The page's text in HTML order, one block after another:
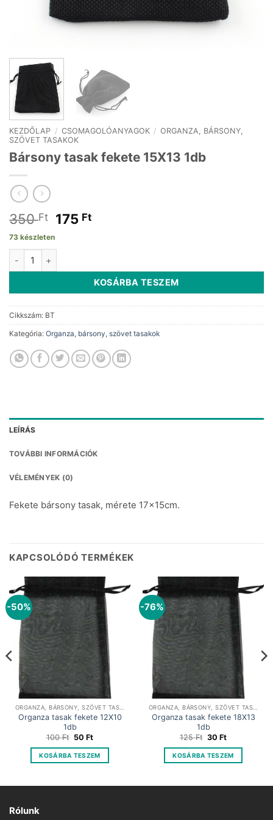
KEZDŐLAP / CSOMAGOLÓANYAGOK / ORGANZA, BÁRSONY,
SZÖVET TASAKOK
Bársony tasak fekete 15X13 1db
350Ft
Original
was:
175 FtCurrent
73 készleten
KOSÁRBA TESZEM
Cikkszám: BT
Kategória: Organza, bársony, szövet tasakok
LEÍRÁS
TOVÁBBI INFORMÁCIÓK
VÉLEMÉNYEK (0)
Fekete bársony tasak, mérete 17x15cm.
KAPCSOLÓDÓ TERMÉKEK
-50%
ORGANZA, BÁRSONY, SZÖVET TASAKOK
Organza tasak fekete 12X10
1db
100Ft Original
was:
100 Ft.
50FtCurrent
is:
50 Ft.
KOSÁRBA TESZEM
-76%
ORGANZA, BÁRSONY, SZÖVET TASAKOK
Organza tasak fekete 18X13
1db
125Ft Original
was:
125 Ft.
30FtCurrent
is:
30 Ft.
KOSÁRBA TESZEM
Rólunk